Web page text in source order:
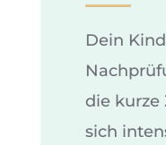
Dein
die kurze
sich